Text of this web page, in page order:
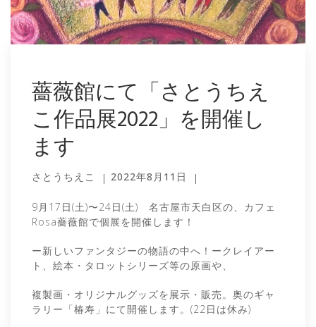
薔薇館にて「さとうちえ
こ作品展2022」を開催し
ます
さとうちえこ 2022年8月11日
9月17日(土)〜24日(土) 名古屋市天白区の、カフェ
Rosa薔薇館で個展を開催します！
ー新しいファンタジーの物語の中へ！ークレイアー
ト、絵本・タロットシリーズ等の原画や、
複製画・オリジナルグッズを展示・販売。奥のギャ
ラリー「椿寿」にて開催します。(22日は休み)